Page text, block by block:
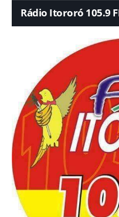
Rádio Itororó 105.9